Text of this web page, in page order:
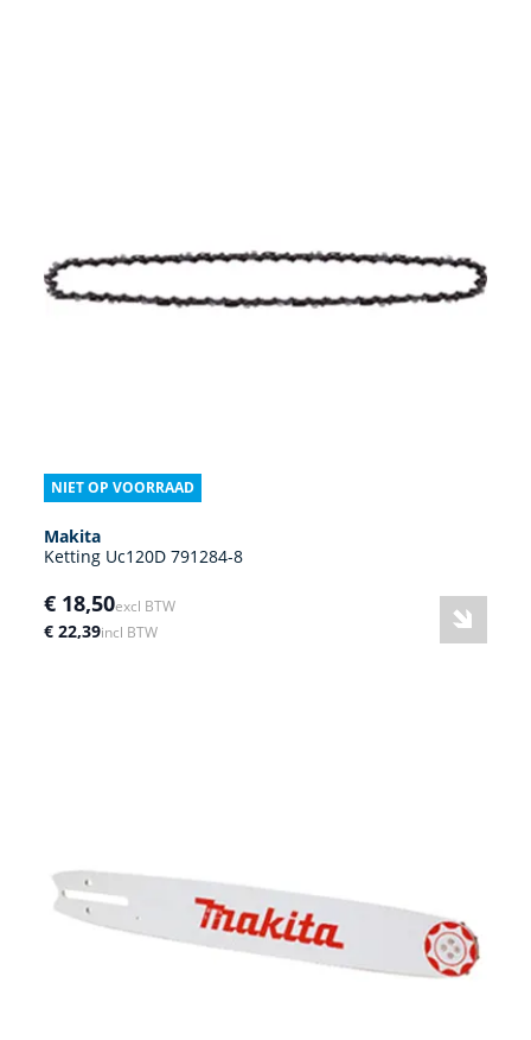
NIET OP VOORRAAD
Makita
Ketting Uc120D 791284-8
€ 18,50excl BTW
€ 22,39incl BTW